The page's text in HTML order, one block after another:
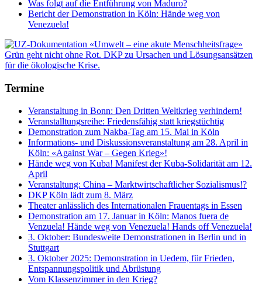
Was folgt auf die Entführung von Maduro?
Bericht der Demonstration in Köln: Hände weg von
Venezuela!
Termine
Veranstaltung in Bonn: Den Dritten Weltkrieg verhindern!
Veranstalltungsreihe: Friedensfähig statt kriegstüchtig
Demonstration zum Nakba-Tag am 15. Mai in Köln
Informations- und Diskussionsveranstaltung am 28. April in
Köln: «Against War – Gegen Krieg»!
Hände weg von Kuba! Manifest der Kuba-Solidarität am 12.
April
Veranstaltung: China – Marktwirtschaftlicher Sozialismus!?
DKP Köln lädt zum 8. März
Theater anlässlich des Internationalen Frauentags in Essen
Demonstration am 17. Januar in Köln: Manos fuera de
Venzuela! Hände weg von Venezuela! Hands off Venezuela!
3. Oktober: Bundesweite Demonstrationen in Berlin und in
Stuttgart
3. Oktober 2025: Demonstration in Uedem, für Frieden,
Entspannungspolitik und Abrüstung
Vom Klassenzimmer in den Krieg?